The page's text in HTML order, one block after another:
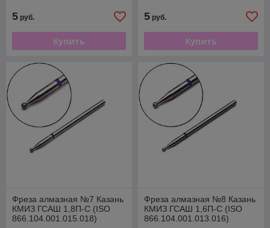
5 руб.
Купить
5 руб.
Купить
Фреза алмазная №7 Казань
КМИЗ ГСАШ 1,8П-С (ISO
866.104.001.015.018)
Фреза алмазная №8 Казань
КМИЗ ГСАШ 1,6П-С (ISO
866.104.001.013.016)